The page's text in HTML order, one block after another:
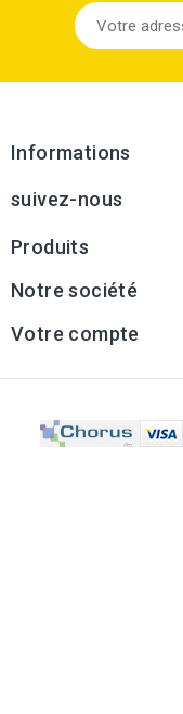
Informations
suivez-nous
Produits
Notre société
Votre compte